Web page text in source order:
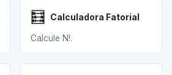
🧮 Calculadora Fatorial
Calcule N!.